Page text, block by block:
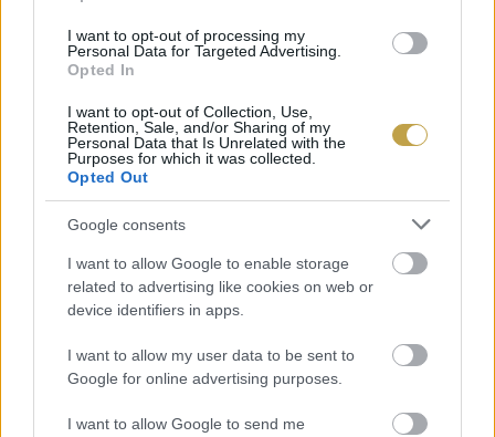
I want to opt-out of processing my
Personal Data for Targeted Advertising.
Opted In
I want to opt-out of Collection, Use,
Retention, Sale, and/or Sharing of my
Personal Data that Is Unrelated with the
Purposes for which it was collected.
Opted Out
Google consents
I want to allow Google to enable storage
related to advertising like cookies on web or
device identifiers in apps.
I want to allow my user data to be sent to
Google for online advertising purposes.
I want to allow Google to send me
ezek az energiák azonban mégis párhuzamot
vonnak közöttük. Ezek pedig olyan különleges
embert.